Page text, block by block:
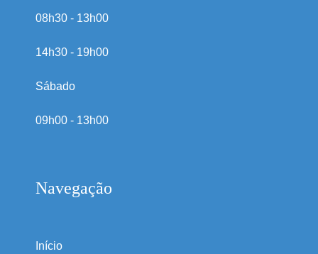
08h30 - 13h00
14h30 - 19h00
Sábado
09h00 - 13h00
Navegação
Início